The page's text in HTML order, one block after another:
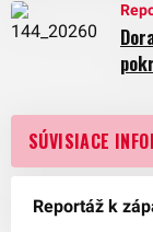
SÚVISIACE
Reportáž k